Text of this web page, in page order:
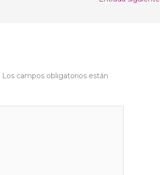
Los campos obligatorios están